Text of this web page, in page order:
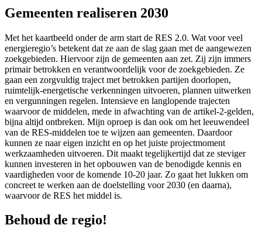
Gemeenten realiseren 2030
Met het kaartbeeld onder de arm start de RES 2.0. Wat voor veel
energieregio’s betekent dat ze aan de slag gaan met de aangewezen
zoekgebieden. Hiervoor zijn de gemeenten aan zet. Zij zijn immers
primair betrokken en verantwoordelijk voor de zoekgebieden. Ze
gaan een zorgvuldig traject met betrokken partijen doorlopen,
ruimtelijk-energetische verkenningen uitvoeren, plannen uitwerken
en vergunningen regelen. Intensieve en langlopende trajecten
waarvoor de middelen, mede in afwachting van de artikel-2-gelden,
bijna altijd ontbreken. Mijn oproep is dan ook om het leeuwendeel
van de RES-middelen toe te wijzen aan gemeenten. Daardoor
kunnen ze naar eigen inzicht en op het juiste projectmoment
werkzaamheden uitvoeren. Dit maakt tegelijkertijd dat ze steviger
kunnen investeren in het opbouwen van de benodigde kennis en
vaardigheden voor de komende 10-20 jaar. Zo gaat het lukken om
concreet te werken aan de doelstelling voor 2030 (en daarna),
waarvoor de RES het middel is.
Behoud de regio!